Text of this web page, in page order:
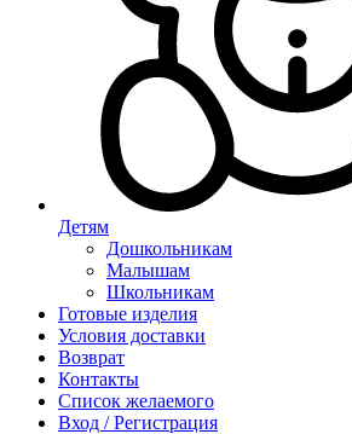
Детям
Дошкольникам
Малышам
Школьникам
Готовые изделия
Условия доставки
Возврат
Контакты
Список желаемого
Вход / Регистрация